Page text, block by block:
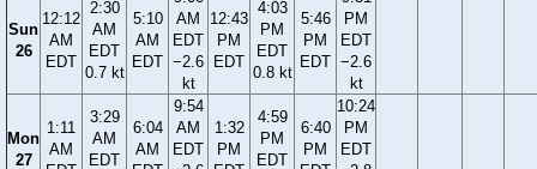
Sun
26
12:12
AM
EDT
2:30
AM
EDT
0.7 kt
5:10
AM
EDT
AM
EDT
−2.6
kt
12:43
PM
EDT
4:03
PM
EDT
0.8 kt
5:46
PM
EDT
PM
EDT
−2.6
kt
Mon
27
1:11
AM
3:29
AM
EDT
6:04
AM
9:54
AM
EDT
1:32
PM
4:59
PM
EDT
6:40
PM
10:24
PM
EDT